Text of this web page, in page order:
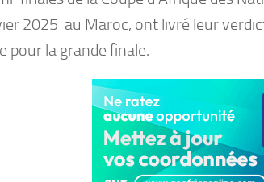
2025 au Maroc, ont livré leur
pour la grande finale.